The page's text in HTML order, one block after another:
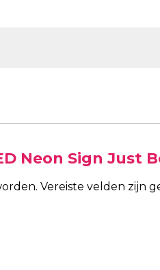
Neon Sign Just
Vereiste velden zijn